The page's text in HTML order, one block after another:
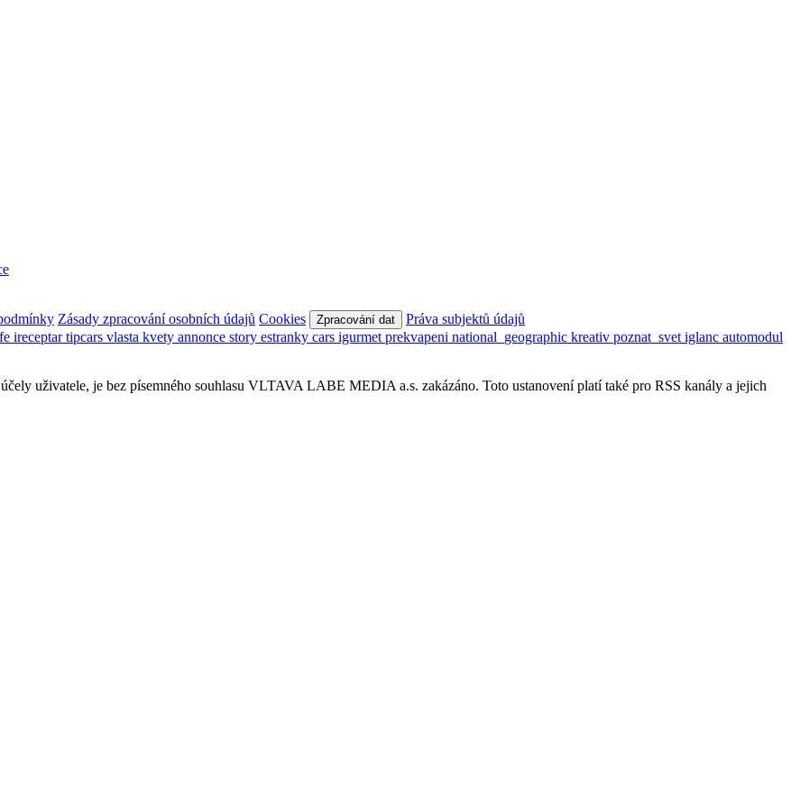
Zásady zpracování osobních údajů Cookies Zpracování dat
Práva subjektů údajů
ireceptartipcars vlasta kvety annonce story estranky cars igurmet prekvapeni national_geographic kreativ poznat_svet iglanc automodul
uživatele, je bez písemného souhlasu VLTAVA LABE MEDIA a.s. zakázáno. Toto ustanovení platí také pro RSS kanály a jejich